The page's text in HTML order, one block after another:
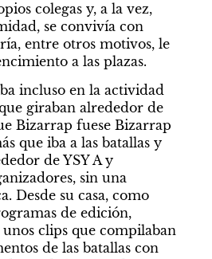
colegas y, a la vez,
se convivía con
entre otros motivos, le
a las plazas.
incluso en la actividad
giraban alrededor de
Bizarrap fuese Bizarrap
que iba a las batallas y
de YSY A y
sin una
Desde su casa, como
de edición,
clips que compilaban
de las batallas con